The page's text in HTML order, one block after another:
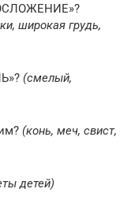
широкая грудь,
(смелый,
(конь, меч, свист,
детей)